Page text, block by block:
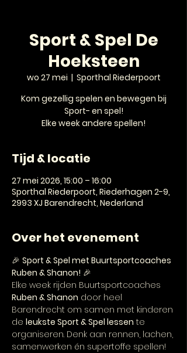
Sport & Spel De
Hoeksteen
wo 27 mei
  |
Sporthal Riederpoort
Kom gezellig spelen en bewegen bij
Sport- en spel!
Elke week andere spellen!
Tijd & locatie
27 mei 2026, 15:00 – 16:00
Sporthal Riederpoort, Riederhagen 2-9,
2993 XJ Barendrecht, Nederland
Over het evenement
🎉 Sport & Spel met Buurtsportcoaches
Ruben & Shanon! 🎉
Elke week rijden Buurtsportcoaches
Ruben & Shanon door heel
Barendrecht om samen met kinderen
de leukste Sport & Spel lessen te
organiseren. Denk aan rennen, lachen,
samenwerken én supertoffe spellen!